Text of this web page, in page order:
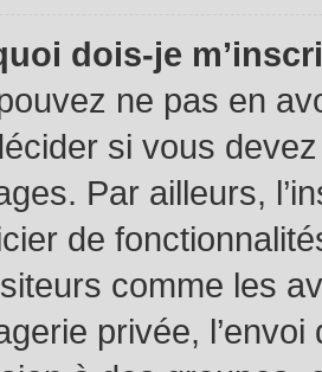
dois-je
ne pas en
si vous
Par ailleurs,
de
comme les
privée,